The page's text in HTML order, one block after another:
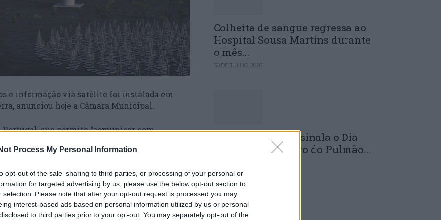
Process My Personal Information
opt-out of the sale, sharing to third parties, or processing of your personal or
for targeted advertising by us, please use the below opt-out section to
selection. Please note that after your opt-out request is processed you may
interest-based ads based on personal information utilized by us or personal
to third parties prior to your opt-out. You may separately opt-out of the
e informação via satélite foi instalada em
anunciou hoje a Câmara Municipal.
que permite “comunicar com
canais seguros e encriptados, ou com
sempre que a sua órbita cruza o
um investigador do Instituto de
Barbosa, responsável pelo projeto.
de Fajão pela Atlar Innovation, empresa
de computação avançada e de
Colheita de sangue regressa ao
Hospital Sousa Martins durante
o mês...
30 DE JULHO, 2026
ULS da Guarda assinala o Dia
Mundial do Cancro do Pulmão...